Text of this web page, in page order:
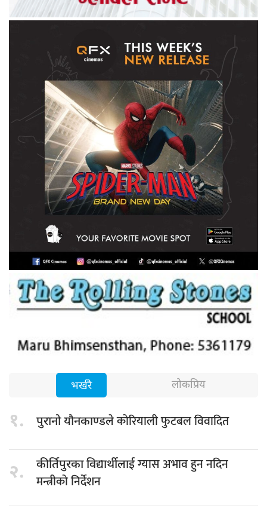
भर्खरै लोकप्रिय
१. पुरानो यौनकाण्डलेकोरियाली फुटबल विवादित
२. कीर्तिपुरका विद्यार्थीलाईग्यास अभाव हुन नदिन
मन्त्रीको निर्देशन